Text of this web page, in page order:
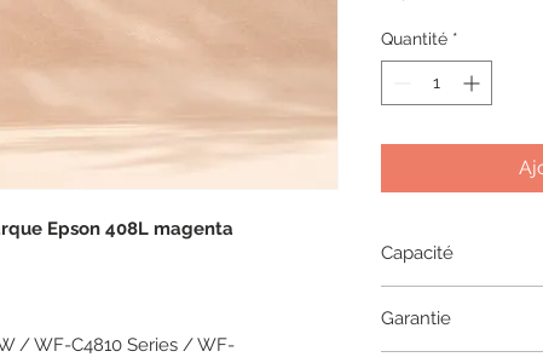
Epson 408L magenta
/ WF-C4810 Series / WF-
Quantité *
Capacité
Garantie